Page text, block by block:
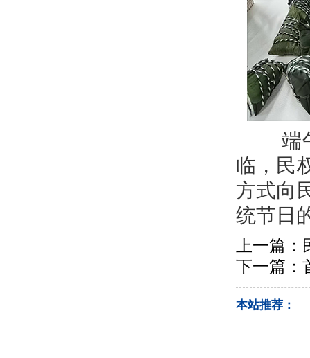
端午
临，民
方式向
统节日
上一篇：
下一篇：
本站推荐：